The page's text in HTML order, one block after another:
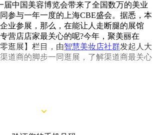
届中国美容博览会带来了全国数万的美业
参与一年一度的上海CBE盛会。据悉，本
业参展，那么，在能让人走断腿的展馆
营店店家最关心的呢?今年，聚美丽在
逛展】栏目，由智慧美妆店社群发起人大
道商的脚步一同逛展，了解渠道商最关心